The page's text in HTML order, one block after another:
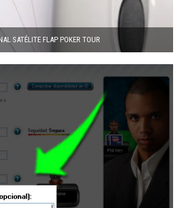
SATÉLITE FLAP POKER TOUR